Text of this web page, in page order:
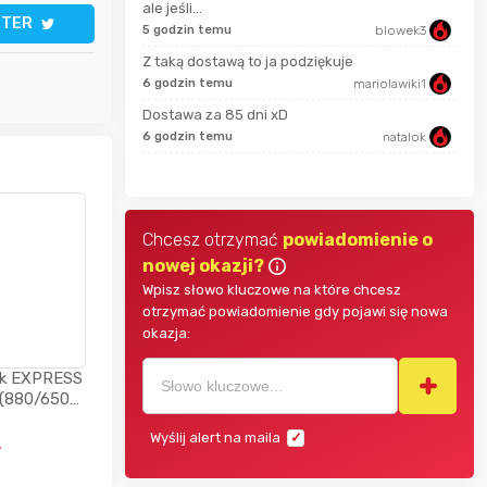
EXPRESS
650
USSAgent ale jeśli...
5 godzin temu blowek3
Z taką dostawą to ja podziękuje
6 godzin temu mariolawiki1
Dostawa za 85 dni xD
6 godzin temu natalok
Chcesz otrzymać powiadomienie o
nowej okazji?
Wpisz słowo kluczowe na które chcesz
otrzymać powiadomienie gdy pojawi się nowa
okazja:
Wyślij alert na maila